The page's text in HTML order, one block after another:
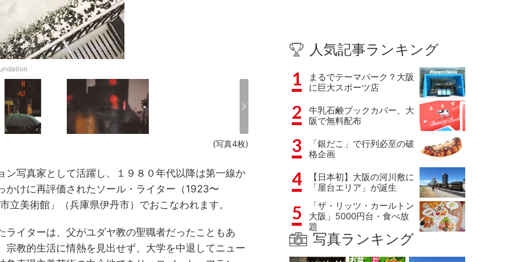
(写真4枚)
写真家として活躍し、１９８０年代以降は第一線か
けに再評価されたソール・ライター（1923〜
美術館」（兵庫県伊丹市）でおこなわれます。
イターは、父がユダヤ教の聖職者だったこともあ
教的生活に情熱を見出せず、大学を中退してニュー
人気記事ランキング
1
まるでテーマパーク？大阪
に巨大スポーツ店
2
牛乳石鹸ブックカバー、大
阪で無料配布
3
「銀だこ」で行列必至の破
格企画
4
【日本初】大阪の河川敷に
「屋台エリア」が誕生
5
「ザ・リッツ・カールトン
大阪」5000円台・食べ放
題
写真ランキング